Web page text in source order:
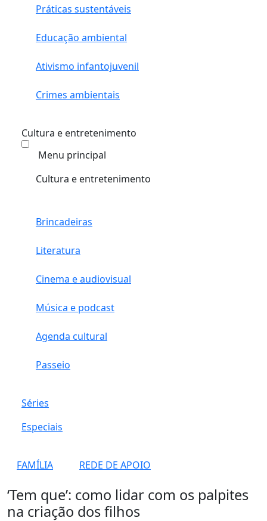
Práticas sustentáveis
Educação ambiental
Ativismo infantojuvenil
Crimes ambientais
Cultura e entretenimento
Menu principal
Cultura e entretenimento
Brincadeiras
Literatura
Cinema e audiovisual
Música e podcast
Agenda cultural
Passeio
Séries
Especiais
FAMÍLIA REDE DE APOIO
‘Tem que’: como lidar com os palpites
na criação dos filhos